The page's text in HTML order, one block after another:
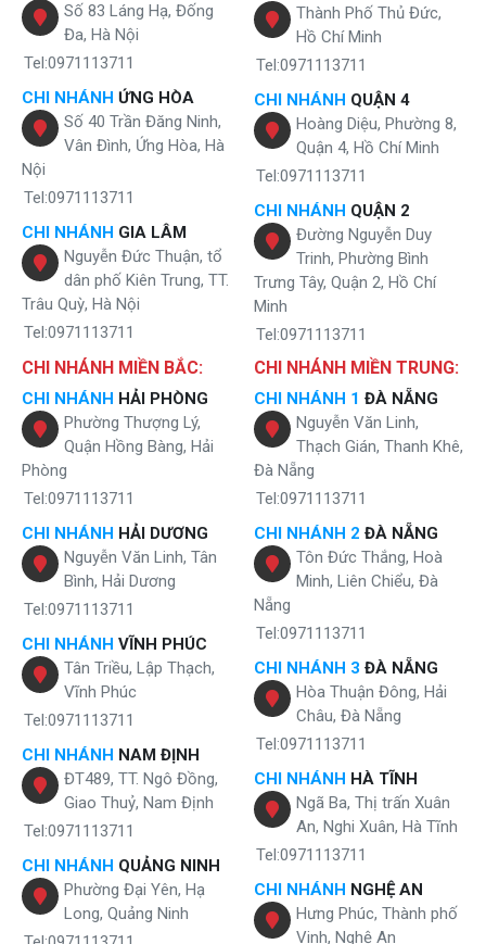
Số 83 Láng Hạ, Đống
Đa, Hà Nội
Tel:0971113711
CHI NHÁNH ỨNG HÒA
Số 40 Trần Đăng Ninh,
Vân Đình, Ứng Hòa, Hà
Nội
Tel:0971113711
CHI NHÁNH GIA LÂM
Nguyễn Đức Thuận, tổ
dân phố Kiên Trung, TT.
Trâu Quỳ, Hà Nội
Tel:0971113711
Thành Phố Thủ Đức,
Hồ Chí Minh
Tel:0971113711
CHI NHÁNH QUẬN 4
Hoàng Diệu, Phường 8,
Quận 4, Hồ Chí Minh
Tel:0971113711
CHI NHÁNH QUẬN 2
Đường Nguyễn Duy
Trinh, Phường Bình
Trưng Tây, Quận 2, Hồ Chí
Minh
Tel:0971113711
CHI NHÁNH MIỀN BẮC:
CHI NHÁNH HẢI PHÒNG
Phường Thượng Lý,
Quận Hồng Bàng, Hải
Phòng
Tel:0971113711
CHI NHÁNH HẢI DƯƠNG
Nguyễn Văn Linh, Tân
Bình, Hải Dương
Tel:0971113711
CHI NHÁNH VĨNH PHÚC
Tân Triều, Lập Thạch,
Vĩnh Phúc
Tel:0971113711
CHI NHÁNH NAM ĐỊNH
ĐT489, TT. Ngô Đồng,
Giao Thuỷ, Nam Định
Tel:0971113711
CHI NHÁNH QUẢNG NINH
Phường Đại Yên, Hạ
Long, Quảng Ninh
CHI NHÁNH MIỀN TRUNG:
CHI NHÁNH 1 ĐÀ NẴNG
Nguyễn Văn Linh,
Thạch Gián, Thanh Khê,
Đà Nẵng
Tel:0971113711
CHI NHÁNH 2 ĐÀ NẴNG
Tôn Đức Thắng, Hoà
Minh, Liên Chiểu, Đà
Nẵng
Tel:0971113711
CHI NHÁNH 3 ĐÀ NẴNG
Hòa Thuận Đông, Hải
Châu, Đà Nẵng
Tel:0971113711
CHI NHÁNH HÀ TĨNH
Ngã Ba, Thị trấn Xuân
An, Nghi Xuân, Hà Tĩnh
Tel:0971113711
CHI NHÁNH NGHỆ AN
Hưng Phúc, Thành phố
Vinh, Nghệ An